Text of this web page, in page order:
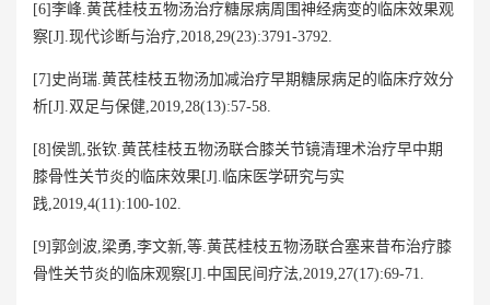
[6]李峰.黄芪桂枝五物汤治疗糖尿病周围神经病变的临床效果观
察[J].现代诊断与治疗,2018,29(23):3791-3792.
[7]史尚瑞.黄芪桂枝五物汤加减治疗早期糖尿病足的临床疗效分
析[J].双足与保健,2019,28(13):57-58.
[8]侯凯,张钦.黄芪桂枝五物汤联合膝关节镜清理术治疗早中期
膝骨性关节炎的临床效果[J].临床医学研究与实
践,2019,4(11):100-102.
[9]郭剑波,梁勇,李文新,等.黄芪桂枝五物汤联合塞来昔布治疗膝
骨性关节炎的临床观察[J].中国民间疗法,2019,27(17):69-71.